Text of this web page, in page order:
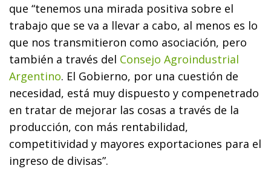
que “tenemos una mirada positiva sobre el
trabajo que se va a llevar a cabo, al menos es lo
que nos transmitieron como asociación, pero
también a través del Consejo Agroindustrial
Argentino. El Gobierno, por una cuestión de
necesidad, está muy dispuesto y compenetrado
en tratar de mejorar las cosas a través de la
producción, con más rentabilidad,
competitividad y mayores exportaciones para el
ingreso de divisas”.